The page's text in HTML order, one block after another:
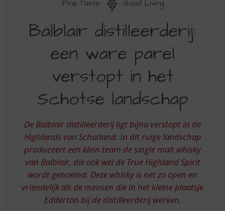
Fine Taste Good Living
BALBLAIR
DISTILLEERDERIJ
PAREL
VERSTOPT
HET
SCHOTSE
LANDSCHAP
Balblair distilleerderij:
een ware parel
verstopt in het
Schotse landschap
De Balblair distilleerderij ligt bijna verstopt in de
Highlands van Schotland. In dit ruige landschap
produceert een klein team de single malt whisky
van Balblair, die ook wel de True Highland Spirit
wordt genoemd. Deze whisky is net zo open en
vriendelijk als de mensen die in het kleine plaatsje
Edderton bij de distilleerderij werken.